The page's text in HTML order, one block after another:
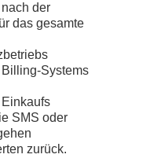
der
das gesamte
Systems
SMS oder
zurück.